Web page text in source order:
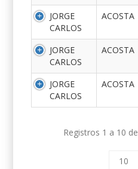
JORGE
CARLOS
ACOSTA
JORGE
CARLOS
ACOSTA
JORGE
CARLOS
ACOSTA
Registros 1 a 10 de